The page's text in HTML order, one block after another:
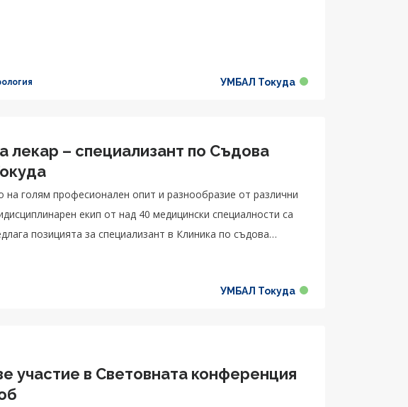
УМБАЛ Токуда
лекар – специализант по Съдова
на голям професионален опит и разнообразие от различни
екип от над 40 медицински специалности са
позицията за специализант в Клиника по съдова
УМБАЛ Токуда
участие в Световната конференция